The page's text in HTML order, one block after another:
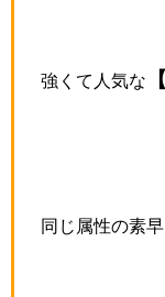
強くて人気な
同じ属性の素